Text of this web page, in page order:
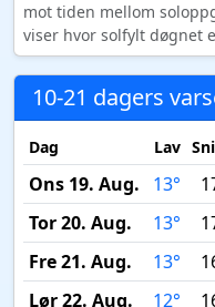
mot tiden mellom
viser hvor solfylt døgnet
10-21 dagers
Dag Lav
Ons 19. Aug. 13°
Tor 20. Aug.
13°
Fre 21. Aug.
13°
Lør 22. Aug.
12°